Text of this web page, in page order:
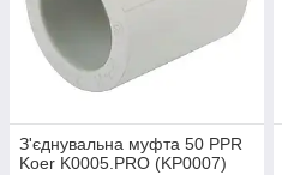
З'єднувальна муфта 50 PPR
Koer K0005.PRO (KP0007)